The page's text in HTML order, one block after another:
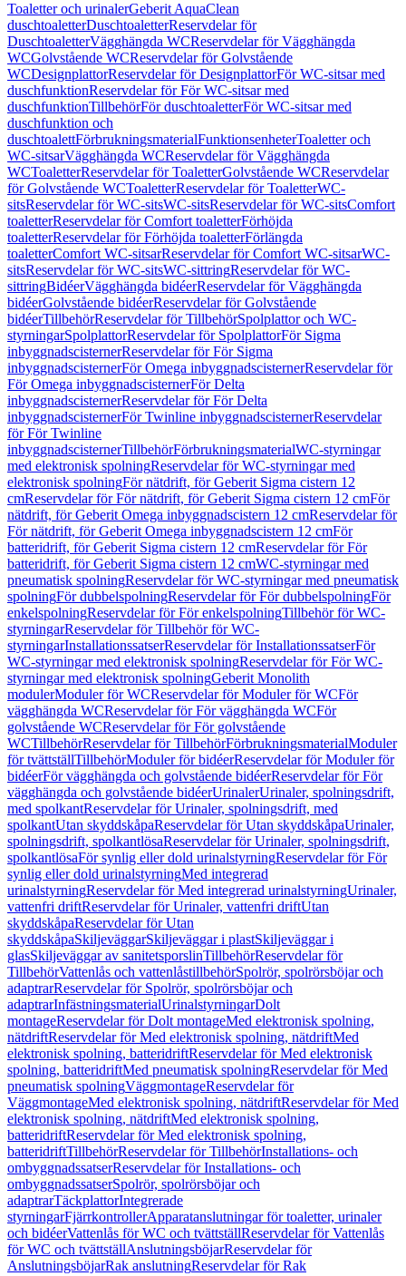
Toaletter och urinalerGeberit AquaClean
duschtoaletterDuschtoaletterReservdelar för
DuschtoaletterVägghängda WCReservdelar för Vägghängda
WCGolvstående WCReservdelar för Golvstående
WCDesignplattorReservdelar för DesignplattorFör WC-sitsar med
duschfunktionReservdelar för För WC-sitsar med
duschfunktionTillbehörFör duschtoaletterFör WC-sitsar med
duschfunktion och
duschtoalettFörbrukningsmaterialFunktionsenheterToaletter och
WC-sitsarVägghängda WCReservdelar för Vägghängda
WCToaletterReservdelar för ToaletterGolvstående WCReservdelar
för Golvstående WCToaletterReservdelar för ToaletterWC-
sitsReservdelar för WC-sitsWC-sitsReservdelar för WC-sitsComfort
toaletterReservdelar för Comfort toaletterFörhöjda
toaletterReservdelar för Förhöjda toaletterFörlängda
toaletterComfort WC-sitsarReservdelar för Comfort WC-sitsarWC-
sitsReservdelar för WC-sitsWC-sittringReservdelar för WC-
sittringBidéerVägghängda bidéerReservdelar för Vägghängda
bidéerGolvstående bidéerReservdelar för Golvstående
bidéerTillbehörReservdelar för TillbehörSpolplattor och WC-
styrningarSpolplattorReservdelar för SpolplattorFör Sigma
inbyggnadscisternerReservdelar för För Sigma
inbyggnadscisternerFör Omega inbyggnadscisternerReservdelar för
För Omega inbyggnadscisternerFör Delta
inbyggnadscisternerReservdelar för För Delta
inbyggnadscisternerFör Twinline inbyggnadscisternerReservdelar
för För Twinline
inbyggnadscisternerTillbehörFörbrukningsmaterialWC-styrningar
med elektronisk spolningReservdelar för WC-styrningar med
elektronisk spolningFör nätdrift, för Geberit Sigma cistern 12
cmReservdelar för För nätdrift, för Geberit Sigma cistern 12 cmFör
nätdrift, för Geberit Omega inbyggnadscistern 12 cmReservdelar för
För nätdrift, för Geberit Omega inbyggnadscistern 12 cmFör
batteridrift, för Geberit Sigma cistern 12 cmReservdelar för För
batteridrift, för Geberit Sigma cistern 12 cmWC-styrningar med
pneumatisk spolningReservdelar för WC-styrningar med pneumatisk
spolningFör dubbelspolningReservdelar för För dubbelspolningFör
enkelspolningReservdelar för För enkelspolningTillbehör för WC-
styrningarReservdelar för Tillbehör för WC-
styrningarInstallationssatserReservdelar för InstallationssatserFör
WC-styrningar med elektronisk spolningReservdelar för För WC-
styrningar med elektronisk spolningGeberit Monolith
modulerModuler för WCReservdelar för Moduler för WCFör
vägghängda WCReservdelar för För vägghängda WCFör
golvstående WCReservdelar för För golvstående
WCTillbehörReservdelar för TillbehörFörbrukningsmaterialModuler
för tvättställTillbehörModuler för bidéerReservdelar för Moduler för
bidéerFör vägghängda och golvstående bidéerReservdelar för För
vägghängda och golvstående bidéerUrinalerUrinaler, spolningsdrift,
med spolkantReservdelar för Urinaler, spolningsdrift, med
spolkantUtan skyddskåpaReservdelar för Utan skyddskåpaUrinaler,
spolningsdrift, spolkantlösaReservdelar för Urinaler, spolningsdrift,
spolkantlösaFör synlig eller dold urinalstyrningReservdelar för För
synlig eller dold urinalstyrningMed integrerad
urinalstyrningReservdelar för Med integrerad urinalstyrningUrinaler,
vattenfri driftReservdelar för Urinaler, vattenfri driftUtan
skyddskåpaReservdelar för Utan
skyddskåpaSkiljeväggarSkiljeväggar i plastSkiljeväggar i
glasSkiljeväggar av sanitetsporslinTillbehörReservdelar för
TillbehörVattenlås och vattenlåstillbehörSpolrör, spolrörsböjar och
adaptrarReservdelar för Spolrör, spolrörsböjar och
adaptrarInfästningsmaterialUrinalstyrningarDolt
montageReservdelar för Dolt montageMed elektronisk spolning,
nätdriftReservdelar för Med elektronisk spolning, nätdriftMed
elektronisk spolning, batteridriftReservdelar för Med elektronisk
spolning, batteridriftMed pneumatisk spolningReservdelar för Med
pneumatisk spolningVäggmontageReservdelar för
VäggmontageMed elektronisk spolning, nätdriftReservdelar för Med
elektronisk spolning, nätdriftMed elektronisk spolning,
batteridriftReservdelar för Med elektronisk spolning,
batteridriftTillbehörReservdelar för TillbehörInstallations- och
ombyggnadssatserReservdelar för Installations- och
ombyggnadssatserSpolrör, spolrörsböjar och
adaptrarTäckplattorIntegrerade
styrningarFjärrkontrollerApparatanslutningar för toaletter, urinaler
och bidéerVattenlås för WC och tvättställReservdelar för Vattenlås
för WC och tvättställAnslutningsböjarReservdelar för
AnslutningsböjarRak anslutningReservdelar för Rak